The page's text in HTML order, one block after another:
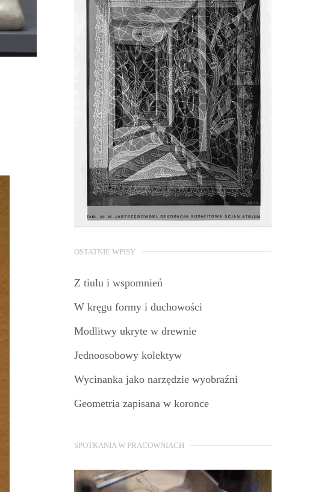
OSTATNIE WPISY
Z tiulu i wspomnień
W kręgu formy i duchowości
Modlitwy ukryte w drewnie
Jednoosobowy kolektyw
Wycinanka jako narzędzie wyobraźni
Geometria zapisana w koronce
SPOTKANIA W PRACOWNIACH